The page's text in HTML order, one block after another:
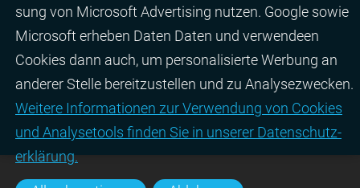
sung von Micro­soft Adver­tising nutzen. Google sowie
Micro­soft erheben Daten Daten und verwendeen
Cookies dann auch, um perso­nali­sierte Wer­bung an
ande­rer Stelle bereit­zu­stel­len und zu Ana­lyse­zwecken.
Wei­tere Infor­matio­nen zur Ver­wen­dung von Cookies
und Ana­lyse­tools fin­den Sie in unserer Daten­schutz­
erklä­rung.